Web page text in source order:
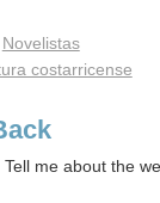
Novelistas
costarricense
Tell me about the